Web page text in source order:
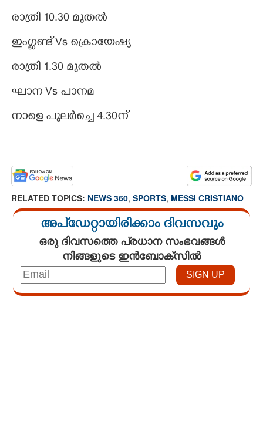
രാത്രി 10.30 മുതൽ
ഇംഗ്ളണ്ട് Vs ക്രൊയേഷ്യ
രാത്രി 1.30 മുതൽ
ഘാന Vs പാനമ
നാളെ പുലർച്ചെ 4.30ന്
RELATED TOPICS: NEWS 360, SPORTS, MESSI CRISTIANO
അപ്ഡേറ്റായിരിക്കാം ദിവസവും
ഒരു ദിവസത്തെ പ്രധാന സംഭവങ്ങൾ
നിങ്ങളുടെ ഇൻബോക്സിൽ